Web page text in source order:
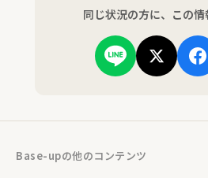
同じ状況の方に、この
Base-upの他のコンテンツ